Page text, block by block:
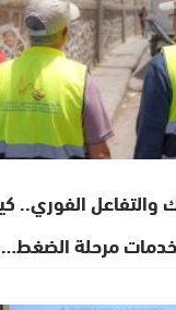
والتفاعل الفوري..
مرحلة الضغط…